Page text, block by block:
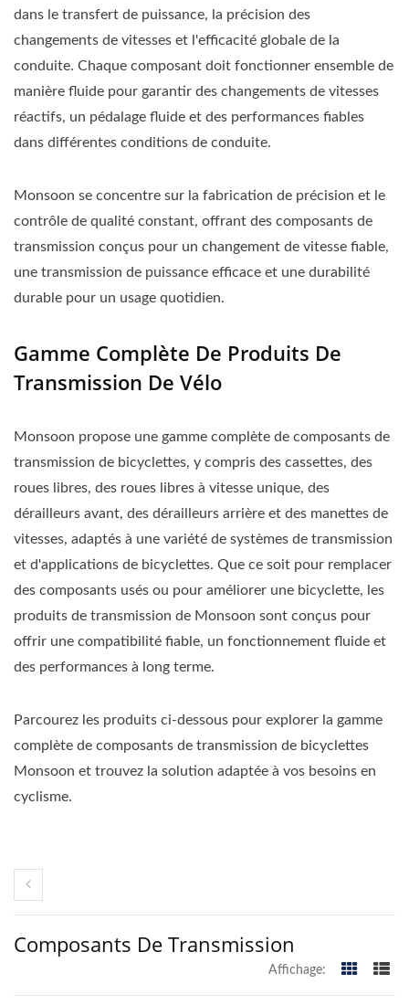
dans le transfert de puissance, la précision des
changements de vitesses et l'efficacité globale de la
conduite. Chaque composant doit fonctionner ensemble de
manière fluide pour garantir des changements de vitesses
réactifs, un pédalage fluide et des performances fiables
dans différentes conditions de conduite.
Monsoon se concentre sur la fabrication de précision et le
contrôle de qualité constant, offrant des composants de
transmission conçus pour un changement de vitesse fiable,
une transmission de puissance efficace et une durabilité
durable pour un usage quotidien.
Gamme Complète De Produits De
Transmission De Vélo
Monsoon propose une gamme complète de composants de
transmission de bicyclettes, y compris des cassettes, des
roues libres, des roues libres à vitesse unique, des
dérailleurs avant, des dérailleurs arrière et des manettes de
vitesses, adaptés à une variété de systèmes de transmission
et d'applications de bicyclettes. Que ce soit pour remplacer
des composants usés ou pour améliorer une bicyclette, les
produits de transmission de Monsoon sont conçus pour
offrir une compatibilité fiable, un fonctionnement fluide et
des performances à long terme.
Parcourez les produits ci-dessous pour explorer la gamme
complète de composants de transmission de bicyclettes
Monsoon et trouvez la solution adaptée à vos besoins en
cyclisme.
Composants De Transmission
Affichage: